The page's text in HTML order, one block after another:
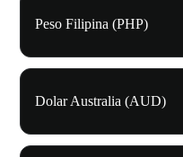
Peso Filipina (PHP)
Dolar Australia (AUD)